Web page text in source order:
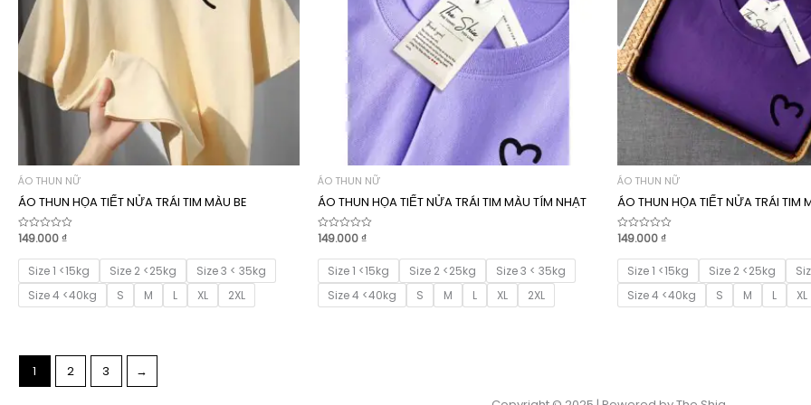
ÁO THUN NỮ
ÁO THUN HỌA TIẾT NỬA TRÁI TIM MÀU BE
Được
hạng
sao
149.000₫
Size 1 <15kg Size 2 <25kg
Size 3 < 35kg
Size 4 <40kg
S M L XL 2XL
ÁO THUN NỮ
ÁO THUN HỌA TIẾT NỬA TRÁI TIM MÀU TÍM NHẠT
Được
hạng
sao
149.000₫
Size 1 <15kg Size 2 <25kg
Size 3 < 35kg
Size 4 <40kg
S M L XL 2XL
ÁO THUN NỮ
ÁO THUN HỌA TIẾT NỬA TRÁI TIM
Được
hạng
sao
149.000₫
Size 1 <15kg Size 2 <25kg
Size 4 <40kg
S M L XL
1 2 3
→